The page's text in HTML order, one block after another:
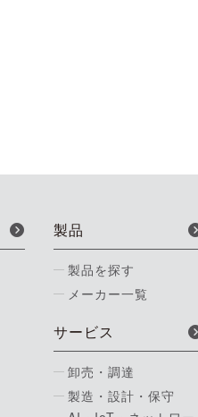
製品
製品を探す
メーカー一覧
サービス
卸売・調達
製造・設計・保守